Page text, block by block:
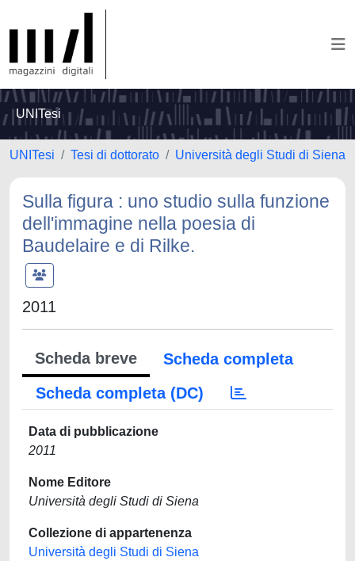
UNITesi
UNITesi Tesi di dottorato Università degli Studi di Siena
Sulla figura : uno studio sulla funzione
dell'immagine nella poesia di
Baudelaire e di Rilke.
2011
Scheda breve
Scheda completa
Scheda completa (DC)
Data di pubblicazione
2011
Nome Editore
Università degli Studi di Siena
Collezione di appartenenza
Università degli Studi di Siena